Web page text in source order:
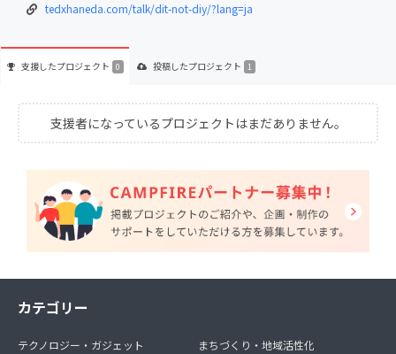
tedxhaneda.com/talk/dit-not-diy/?lang=ja
支援したプロジェクト 0 投稿したプロジェクト 1
支援者になっているプロジェクトはまだありません。
カテゴリー
テクノロジー・ガジェット
まちづくり・地域活性化